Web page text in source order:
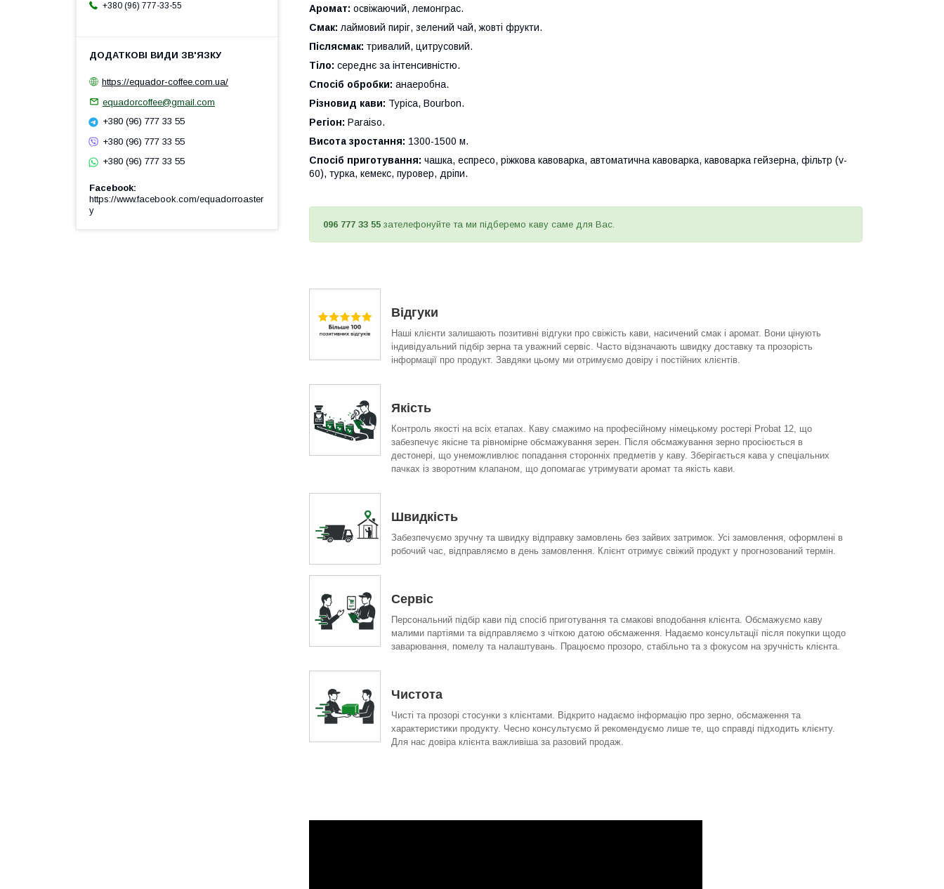
Аромат: освіжаючий, лемонграс.
Смак: лаймовий пиріг, зелений чай, жовті фрукти.
Післясмак: тривалий, цитрусовий.
Тіло: середнє за інтенсивністю.
Спосіб обробки: анаеробна.
Різновид кави: Typica, Bourbon.
Регіон: Paraiso.
Висота зростання: 1300-1500 м.
Спосіб приготування: чашка, еспресо, ріжкова кавоварка, автоматична кавоварка, кавоварка гейзерна, фільтр (v-
60), турка, кемекс, пуровер, дріпи.
096 777 33 55 зателефонуйте та ми підберемо каву саме для Вас.
Відгуки
Наші клієнти залишають позитивні відгуки про свіжість кави, насичений смак і аромат. Вони цінують
індивідуальний підбір зерна та уважний сервіс. Часто відзначають швидку доставку та прозорість
інформації про продукт. Завдяки цьому ми отримуємо довіру і постійних клієнтів.
Якість
Контроль якості на всіх етапах. Каву смажимо на професійному німецькому ростері Probat 12, що
забезпечує якісне та рівномірне обсмажування зерен. Після обсмажування зерно просіюється в
дестонері, що унеможливлює попадання сторонніх предметів у каву. Зберігається кава у спеціальних
пачках із зворотним клапаном, що допомагає утримувати аромат та якість кави.
Швидкість
Забезпечуємо зручну та швидку відправку замовлень без зайвих затримок. Усі замовлення, оформлені в
робочий час, відправляємо в день замовлення. Клієнт отримує свіжий продукт у прогнозований термін.
Сервіс
Персональний підбір кави під спосіб приготування та смакові вподобання клієнта. Обсмажуємо каву
малими партіями та відправляємо з чіткою датою обсмаження. Надаємо консультації після покупки щодо
заварювання, помелу та налаштувань. Працюємо прозоро, стабільно та з фокусом на зручність клієнта.
Чистота
Чисті та прозорі стосунки з клієнтами. Відкрито надаємо інформацію про зерно, обсмаження та
характеристики продукту. Чесно консультуємо й рекомендуємо лише те, що справді підходить клієнту.
Для нас довіра клієнта важливіша за разовий продаж.
+380 (96) 777-33-55
https://equador-coffee.com.ua/
equadorcoffee@gmail.com
+380 (96) 777 33 55
+380 (96) 777 33 55
+380 (96) 777 33 55
Facebook
https://www.facebook.com/equadorroaster
y